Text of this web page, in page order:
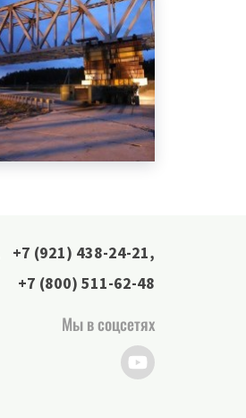
+7 (921) 438-24-21,
+7 (800) 511-62-48
Мы в соцсетях